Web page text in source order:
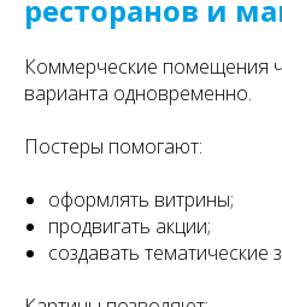
ресторанов и
Коммерческие помещения
варианта одновременно.
Постеры помогают:
оформлять витрины;
продвигать акции;
создавать тематические